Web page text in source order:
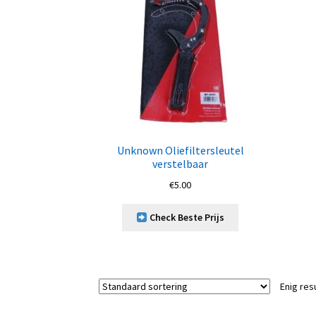
Unknown Oliefiltersleutel
verstelbaar
€5.00
Check Beste Prijs
Enig